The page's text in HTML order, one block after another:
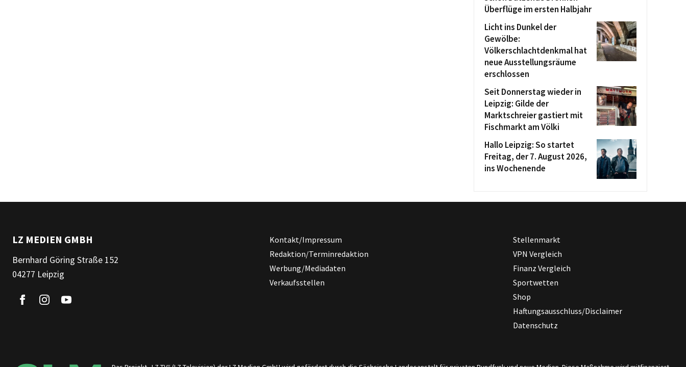
Überflüge im ersten Halbjahr
Licht ins Dunkel der
Gewölbe:
Völkerschlachtdenkmal hat
neue Ausstellungsräume
erschlossen
Seit Donnerstag wieder in
Leipzig: Gilde der
Marktschreier gastiert mit
Fischmarkt am Völki
Hallo Leipzig: So startet
Freitag, der 7. August 2026,
ins Wochenende
LZ MEDIEN GMBH
Bernhard Göring Straße 152
04277 Leipzig
Kontakt/Impressum
Redaktion/Terminredaktion
Werbung/Mediadaten
Verkaufsstellen
Stellenmarkt
VPN Vergleich
Finanz Vergleich
Sportwetten
Shop
Haftungsausschluss/Disclaimer
Datenschutz